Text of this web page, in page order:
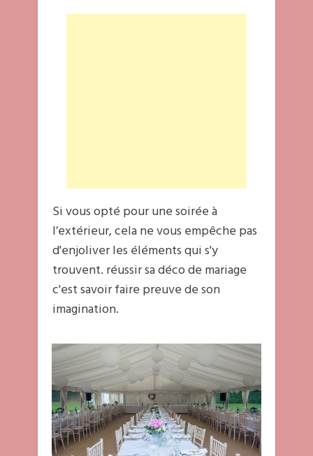
Si vous opté pour une soirée à
l’extérieur, cela ne vous empêche pas
d'enjoliver les éléments qui s'y
trouvent. réussir sa déco de mariage
c'est savoir faire preuve de son
imagination.